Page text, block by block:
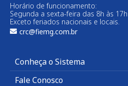
Horário de funcionamento:
Segunda a sexta-feira das 8h às 17h
Exceto feriados nacionais e locais.
crc@fiemg.com.br
Conheça o Sistema
Fale Conosco